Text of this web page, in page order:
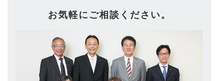
お気軽にご相談ください。